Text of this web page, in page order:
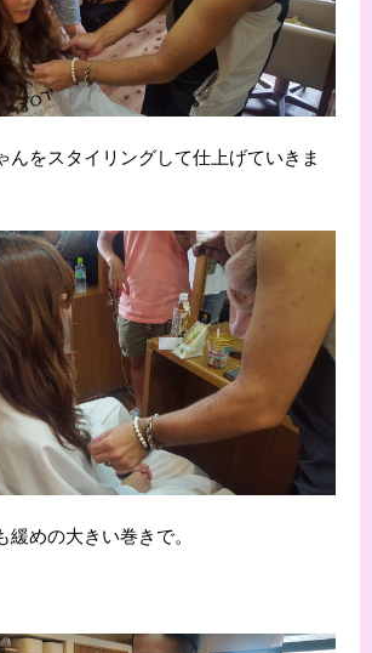
んをスタイリングして仕上げていきま
めの大きい巻きで。